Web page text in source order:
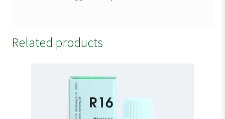
Related products